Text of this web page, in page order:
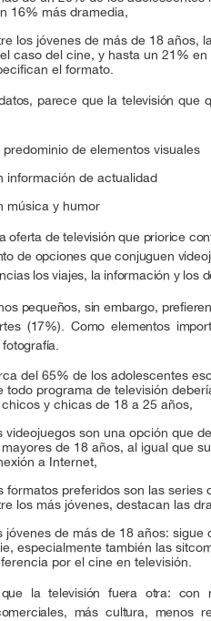
16% más dramedia,
los jóvenes de más de 18 años,
caso del cine, y hasta un 21%
el formato.
parece que la televisión que
predominio de elementos visuales
información de actualidad
música y humor
oferta de televisión que priorice
de opciones que conjuguen
los viajes, la información y los
pequeños, sin embargo,
(17%). Como elementos
del 65% de los adolescentes
todo programa de televisión
chicos y chicas de 18 a 25 años,
videojuegos son una opción que
mayores de 18 años, al igual que
a Internet,
formatos preferidos son las series
los más jóvenes, destacan las
jóvenes de más de 18 años:
especialmente también las
por el cine en televisión.
que la televisión fuera otra: con
más cultura,